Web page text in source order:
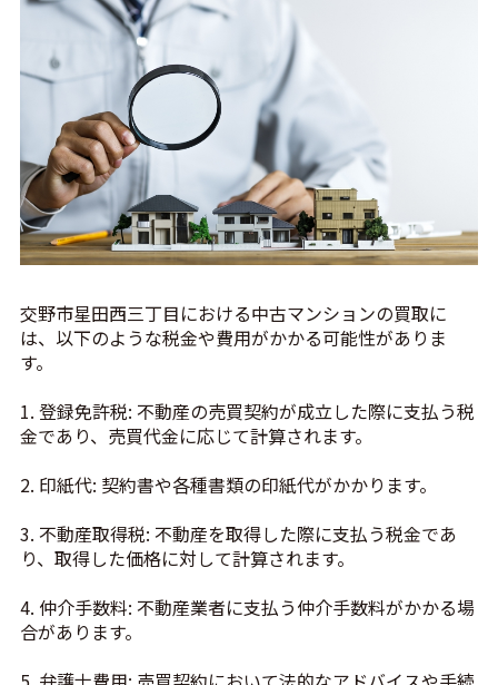
交野市星田西三丁目における中古マンションの買取に
は、以下のような税金や費用がかかる可能性がありま
す。
1. 登録免許税: 不動産の売買契約が成立した際に支払う税
金であり、売買代金に応じて計算されます。
2. 印紙代: 契約書や各種書類の印紙代がかかります。
3. 不動産取得税: 不動産を取得した際に支払う税金であ
り、取得した価格に対して計算されます。
4. 仲介手数料: 不動産業者に支払う仲介手数料がかかる場
合があります。